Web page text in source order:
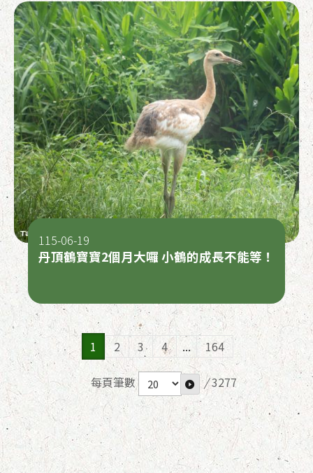
丹頂鶴寶寶2個月大囉 小鶴的成長不能等！
115-06-19
1 2 3 4 ... 164
每頁筆數 / 3277